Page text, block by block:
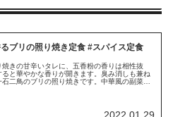
ブリの照り焼き定食 #スパイス定食
焼きの甘辛いタレに、五香粉の香りは相性抜
ると華やかな香りが開きます。臭み消しも兼ね
石二鳥のブリの照り焼きです。中華風の副菜と